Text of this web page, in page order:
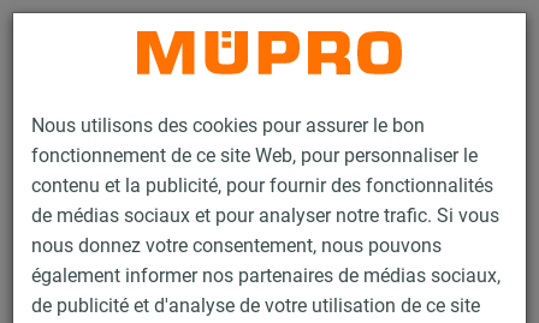
Nous utilisons des cookies pour assurer le bon
fonctionnement de ce site Web, pour personnaliser le
contenu et la publicité, pour fournir des fonctionnalités
de médias sociaux et pour analyser notre trafic. Si vous
nous donnez votre consentement, nous pouvons
également informer nos partenaires de médias sociaux,
de publicité et d'analyse de votre utilisation de ce site
Contact
Produits Technique de fixation
Supports lourds
Rails d’installation MPT (plage de charge lourde)
Equerre d'angle 3D MPT